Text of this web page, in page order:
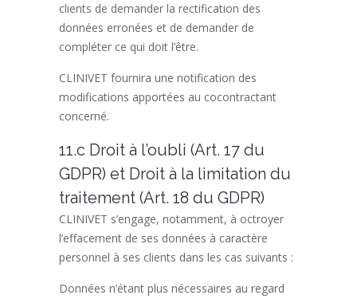
clients de demander la rectification des
données erronées et de demander de
compléter ce qui doit l’être.
CLINIVET fournira une notification des
modifications apportées au cocontractant
concerné.
11.c Droit à l’oubli (Art. 17 du
GDPR) et Droit à la limitation du
traitement (Art. 18 du GDPR)
CLINIVET s’engage, notamment, à octroyer
l’effacement de ses données à caractère
personnel à ses clients dans les cas suivants :
Données n’étant plus nécessaires au regard